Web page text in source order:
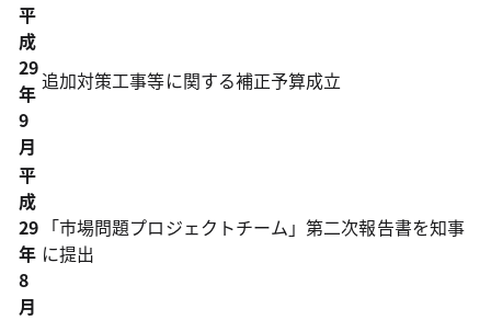
平
成
29
年
9
月
追加対策工事等に関する補正予算成立
平
成
29
年
8
月
「市場問題プロジェクトチーム」第二次報告書を知事
に提出